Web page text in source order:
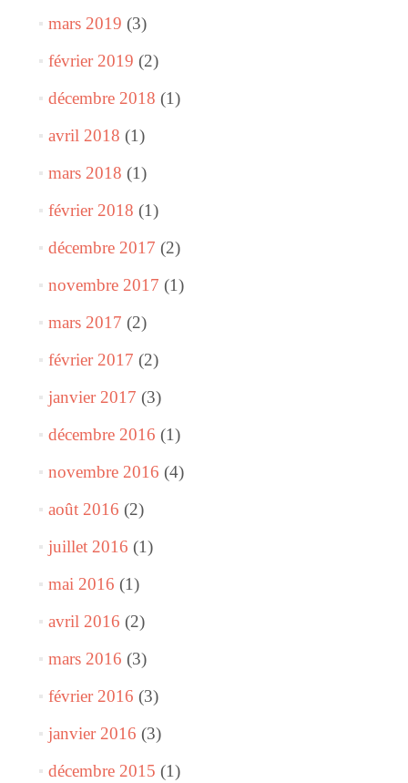
mars 2019 (3)
février 2019 (2)
décembre 2018 (1)
avril 2018 (1)
mars 2018 (1)
février 2018 (1)
décembre 2017 (2)
novembre 2017 (1)
mars 2017 (2)
février 2017 (2)
janvier 2017 (3)
décembre 2016 (1)
novembre 2016 (4)
août 2016 (2)
juillet 2016 (1)
mai 2016 (1)
avril 2016 (2)
mars 2016 (3)
février 2016 (3)
janvier 2016 (3)
décembre 2015 (1)